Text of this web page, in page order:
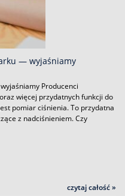
— wyjaśniamy
Producenci
więcej przydatnych funkcji do
pomiar ciśnienia. To przydatna
z nadciśnieniem. Czy
czytaj całość »